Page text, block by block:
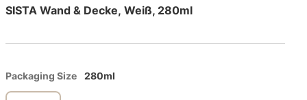
SISTA Wand & Decke, Weiß, 280ml
Packaging Size 280ml